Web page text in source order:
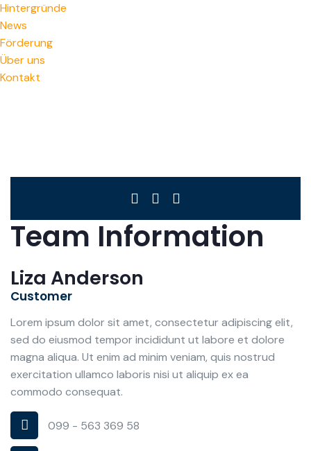
Hintergründe
News
Förderung
Über uns
Kontakt
Team Information
Liza Anderson
Customer
Lorem ipsum dolor sit amet, consectetur adipiscing elit,
sed do eiusmod tempor incididunt ut labore et dolore
magna aliqua. Ut enim ad minim veniam, quis nostrud
exercitation ullamco laboris nisi ut aliquip ex ea
commodo consequat.
099 - 563 369 58